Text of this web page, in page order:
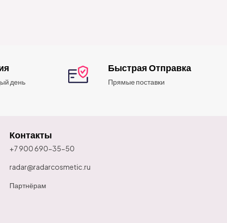
день
Быстрая Отправка
Прямые поставки
Контакты
+7 900 690-35-50
radar@radarcosmetic.ru
Партнёрам